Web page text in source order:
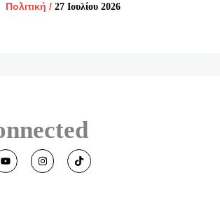
Πολιτική / 27 Ιουλίου 2026
Y
o
u
I
n
s
T
i
k